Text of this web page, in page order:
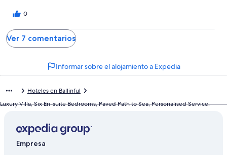
0
Ver 7 comentarios
Informar sobre el alojamiento a Expedia
Hoteles en Ballinful
Luxury Villa, Six En-suite Bedrooms, Paved Path to Sea, Personalised Service.
Empresa